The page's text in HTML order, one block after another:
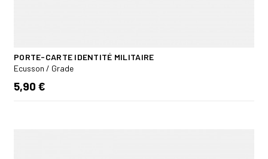
PORTE-CARTE IDENTITÉ MILITAIRE
Ecusson / Grade
5,90 €